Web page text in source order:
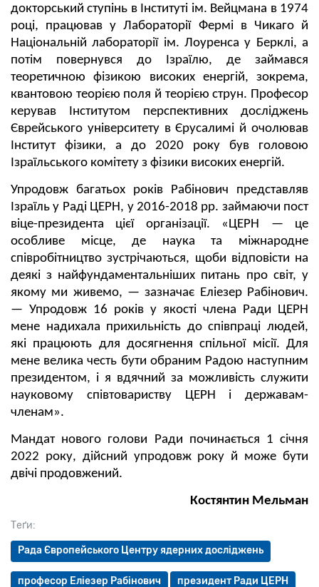
Теґи:
Рада Європейського Центру ядерних досліджень
професор Еліезер Рабінович президент Ради ЦЕРН
докторський ступінь в Інституті ім. Вейцмана в 1974
році, працював у Лабораторії Фермі в Чикаго й
Національній лабораторії ім. Лоуренса у Берклі, а
потім повернувся до Ізраїлю, де займався
теоретичною фізикою високих енергій, зокрема,
квантовою теорією поля й теорією струн. Професор
керував Інститутом перспективних досліджень
Єврейського університету в Єрусалимі й очолював
Інститут фізики, а до 2020 року був головою
Ізраїльського комітету з фізики високих енергій.
Упродовж багатьох років Рабінович представляв
Ізраїль у Раді ЦЕРН, у 2016-2018 рр. займаючи пост
віце-президента цієї організації. «ЦЕРН — це
особливе місце, де наука та міжнародне
співробітництво зустрічаються, щоби відповісти на
деякі з найфундаментальніших питань про світ, у
якому ми живемо, — зазначає Еліезер Рабінович.
— Упродовж 16 років у якості члена Ради ЦЕРН
мене надихала прихильність до співпраці людей,
які працюють для досягнення спільної місії. Для
мене велика честь бути обраним Радою наступним
президентом, і я вдячний за можливість служити
науковому співтовариству ЦЕРН і державам-
членам».
Мандат нового голови Ради починається 1 січня
2022 року, дійсний упродовж року й може бути
двічі продовжений.
Коcтянтин Мельман